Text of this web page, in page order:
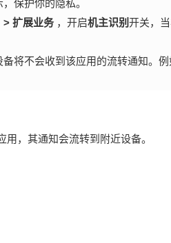
保护你的隐私。
> 扩展业务 ，开启机主识别 开关，
将不会收到该应用的流转通知。
，其通知会流转到附近设备。